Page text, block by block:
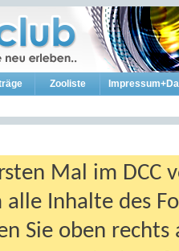
Zooliste
Mal im DCC
alle Inhalte des
Sie oben